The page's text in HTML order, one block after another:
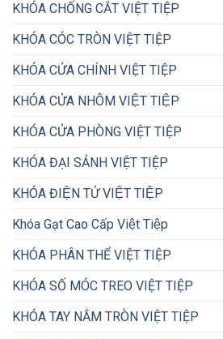
KHÓA CHỐNG CẮT VIỆT TIỆP
KHÓA CÓC TRÒN VIỆT TIỆP
KHÓA CỬA CHÍNH VIỆT TIỆP
KHÓA CỬA NHÔM VIỆT TIỆP
KHÓA CỬA PHÒNG VIỆT TIỆP
KHÓA ĐẠI SẢNH VIỆT TIỆP
KHÓA ĐIỆN TỬ VIỆT TIỆP
Khóa Gạt Cao Cấp Việt Tiệp
KHÓA PHÂN THỂ VIỆT TIỆP
KHÓA SỐ MÓC TREO VIỆT TIỆP
KHÓA TAY NẮM TRÒN VIỆT TIỆP